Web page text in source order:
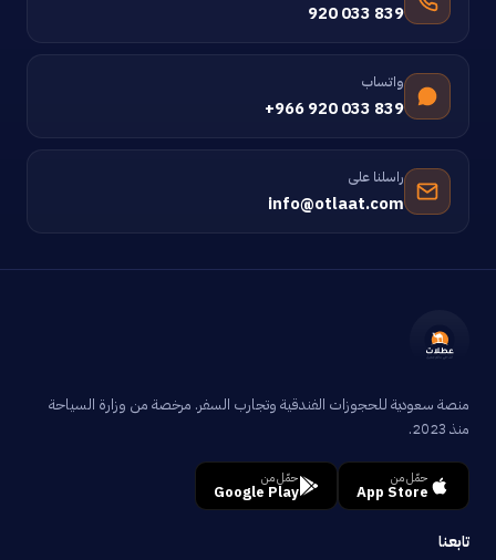
920 033 839
واتساب
+966 920 033 839
راسلنا على
info@otlaat.com
منصة سعودية للحجوزات الفندقية وتجارب السفر. مرخصة من وزارة السياحة
منذ 2023.
حمّل من
App Store
حمّل من
Google Play
تابعنا